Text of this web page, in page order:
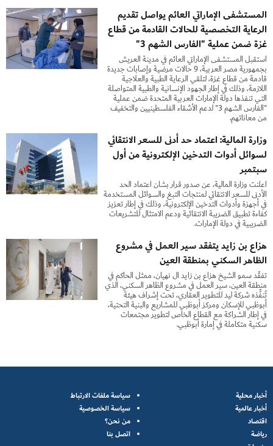
المستشفى الإماراتي العائم يواصل تقديم
الرعاية التخصصية للحالات القادمة من قطاع
غزة ضمن عملية "الفارس الشهم 3"
استقبل المستشفى الإماراتي العائم في مدينة العريش
بجمهورية مصر العربية، 9 حالات مرضية وإصابات جديدة
قادمة من قطاع غزة، لتلقي الرعاية الطبية والعلاجية
اللازمة، وذلك في إطار الجهود الإنسانية والطبية المتواصلة
التي تنفذها دولة الإمارات العربية المتحدة ضمن عملية
"الفارس الشهم 3" لدعم الأشقاء الفلسطينيين والتخفيف
من معاناتهم.
وزارة المالية: اعتماد حد أدنى للسعر الانتقائي
لسوائل أدوات التدخين الإلكترونية من أول
سبتمبر
أعلنت وزارة المالية، عن صدور قرار بشأن اعتماد الحد
الأدنى للسعر الانتقائي لمنتجات التبغ والسوائل المستخدمة
في أجهزة وأدوات التدخين الإلكترونية، وذلك في إطار تعزيز
كفاءة تطبيق الضريبة الانتقائية ودعم الامتثال للتشريعات
الضريبية في دولة الإمارات.
هزاع بن زايد يتفقد سير العمل في مشروع
الظاهر السكني بمنطقة العين
تفقَّد سمو الشيخ هزاع بن زايد آل نهيان، ممثل الحاكم في
منطقة العين، سير العمل في مشروع الظاهر السكني، الذي
تُنفِّذه شركة ليد للتطوير العقاري، تحت إشراف هيئة
أبوظبي للإسكان ومركز أبوظبي للمشاريع والبنية التحتية،
في إطار الشراكة مع القطاع الخاص لتطوير مجتمعات
سكنية متكاملة في إمارة أبوظبي.
أخبار محلية
أخبار عالمية
اقتصاد
رياضة
سياسة ملفات الارتباط
سياسة الخصوصية
من نحن؟
اتصل بنا